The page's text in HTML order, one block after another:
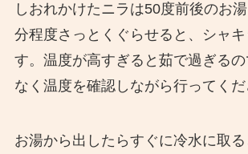
しおれかけたニラは50度前後のお
分程度さっとくぐらせると、シャキ
す。温度が高すぎると茹で過ぎる
なく温度を確認しながら行ってくだ
お湯から出したらすぐに冷水に取